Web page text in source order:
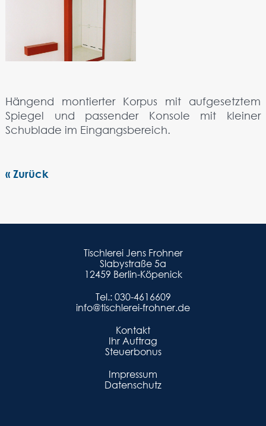
Hängend montierter Korpus mit aufgesetztem
Spiegel und passender Konsole mit kleiner
Schublade im Eingangsbereich.
« Zurück
Tischlerei Jens Frohner
Slabystraße 5a
12459 Berlin-Köpenick
Tel.:030-4616609
info@tischlerei-frohner.de
Kontakt
Ihr Auftrag
Steuerbonus
Impressum
Datenschutz